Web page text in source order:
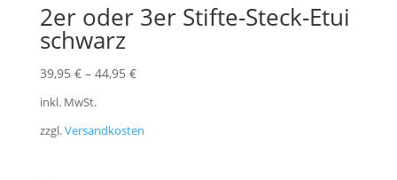
2er oder 3er Stifte-Steck-Etui
schwarz
39,95 €– 44,95 €
inkl. MwSt.
zzgl.Versandkosten